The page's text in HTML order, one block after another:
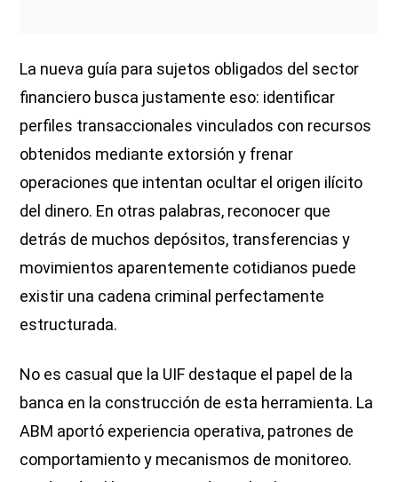
La nueva guía para sujetos obligados del sector
financiero busca justamente eso: identificar
perfiles transaccionales vinculados con recursos
obtenidos mediante extorsión y frenar
operaciones que intentan ocultar el origen ilícito
del dinero. En otras palabras, reconocer que
detrás de muchos depósitos, transferencias y
movimientos aparentemente cotidianos puede
existir una cadena criminal perfectamente
estructurada.
No es casual que la UIF destaque el papel de la
banca en la construcción de esta herramienta. La
ABM aportó experiencia operativa, patrones de
comportamiento y mecanismos de monitoreo.